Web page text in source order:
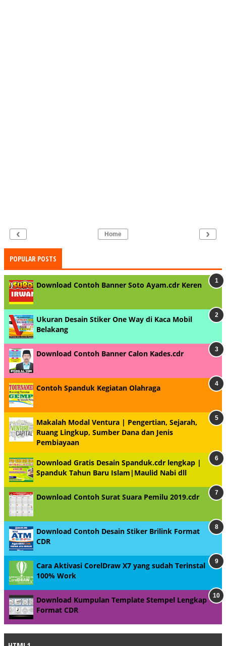
‹ ›
Home
POPULAR POSTS
Download Contoh Banner Soto Ayam.cdr Keren
Ukuran Desain Stiker One Way di Kaca Mobil
Belakang
Download Contoh Banner Calon Kades.cdr
Contoh Spanduk Kegiatan Olahraga
Makalah Modal Ventura | Pengertian, Sejarah,
Ruang Lingkup, Sumber Dana dan Jenis
Pembiayaan
Download Gratis Desain Spanduk.cdr lengkap |
Spanduk Tahun Baru Islam|Maulid Nabi dll
Download Contoh Surat Suara Pemilu 2019.cdr
Download Contoh Desain Stiker Brilink Format
CDR
Cara Aktivasi CorelDraw X7 yang sudah Terinstal
100% Work
Download Kumpulan Template Stempel Lengkap
Format CDR